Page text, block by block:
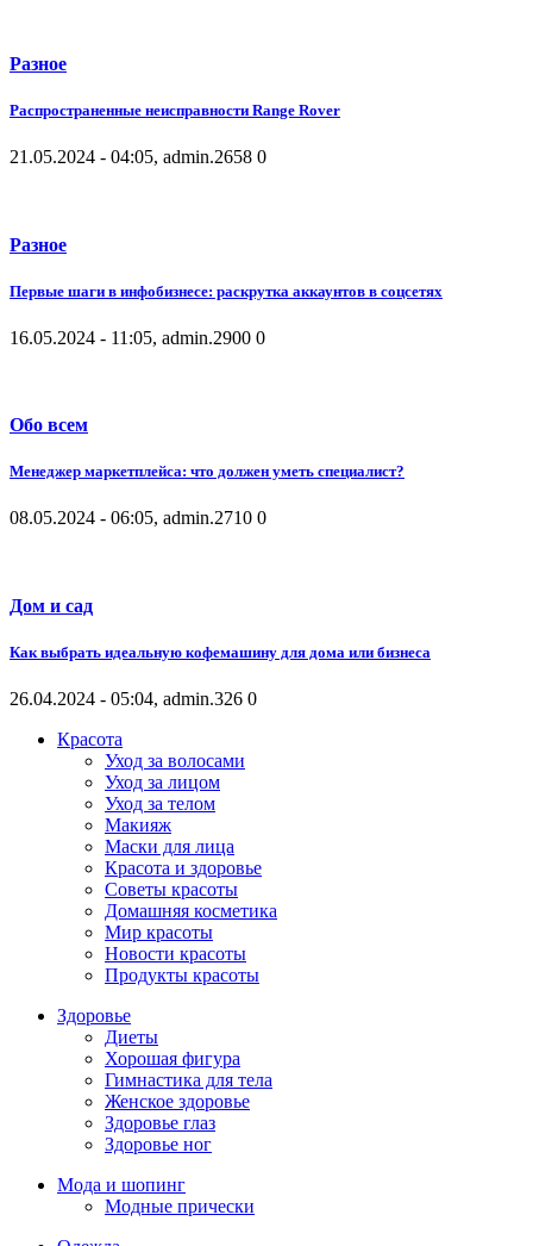
Разное
Распространенные неисправности Range Rover
21.05.2024 - 04:05, admin.2658 0
Разное
Первые шаги в инфобизнесе: раскрутка аккаунтов в соцсетях
16.05.2024 - 11:05, admin.2900 0
Обо всем
Менеджер маркетплейса: что должен уметь специалист?
08.05.2024 - 06:05, admin.2710 0
Дом и сад
Как выбрать идеальную кофемашину для дома или бизнеса
26.04.2024 - 05:04, admin.326 0
Красота
Уход за волосами
Уход за лицом
Уход за телом
Макияж
Маски для лица
Красота и здоровье
Советы красоты
Домашняя косметика
Мир красоты
Новости красоты
Продукты красоты
Здоровье
Диеты
Хорошая фигура
Гимнастика для тела
Женское здоровье
Здоровье глаз
Здоровье ног
Мода и шопинг
Модные прически